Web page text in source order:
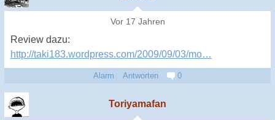
Vor 17 Jahren
Review dazu:
http://taki183.wordpress.com/2009/09/03/mo…
Alarm Antworten 0
Toriyamafan